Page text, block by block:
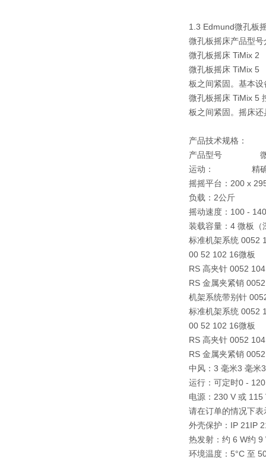
1.3 Edmund微孔板
微孔板摇床产品型号
微孔板摇床 TiMix 2
微孔板摇床 TiMix 5
板之间紧固。基本
微孔板摇床 TiMix 5
板之间紧固。摇床
产品技术规格：
产品型号 微板
运动：
精确的
摇摇平台： 200 x
负载： 2公斤
摇动速度： 100 -
装载容量： 4 微板（
标准机架系统 0052
00 52 102 16微板
RS 高夹针 0052
RS 金属夹紧销
机架系统带别针
标准机架系统 0052
00 52 102 16微板
RS 高夹针 0052
RS 金属夹紧销
中风： 3 毫米3 毫米
运行： 可定时0 -
电源： 230 V 或 115
请在订单的情况下表
外壳保护： IP 21 IP
热发射： 约 6 W约 9
环境温度： 5°C 至